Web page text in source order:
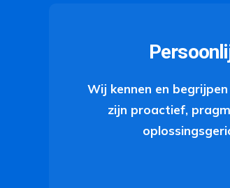
Wij kennen en
zijn proactief,